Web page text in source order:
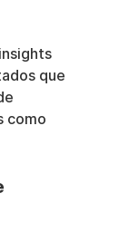
que
como